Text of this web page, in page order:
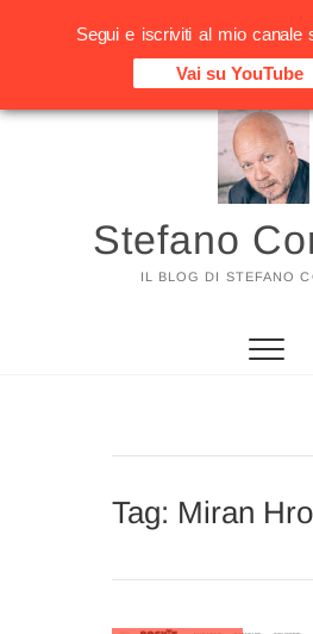
Vai
Stefano
IL BLOG DI STEFANO
Tag: Miran
Segui e iscriviti al mio canale
Vai su YouTube